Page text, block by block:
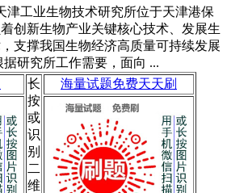
业生物技术研究所位于天津港保
创新生物产业关键核心技术、发展生
支撑我国生物经济高质量可持续发展
究所工作需要，面向 ...
长
按
或
识
别
二
维
海量试题免费天天刷